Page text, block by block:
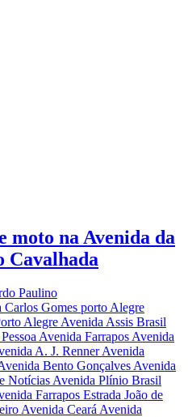
moto na Avenida da
Cavalhada
Paulino